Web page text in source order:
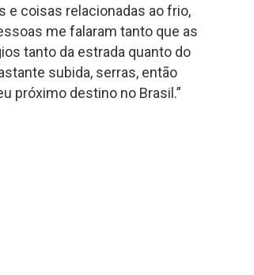
e coisas relacionadas ao frio,
me falaram tanto que as
tanto da estrada quanto do
subida, serras, então
próximo destino no Brasil.”